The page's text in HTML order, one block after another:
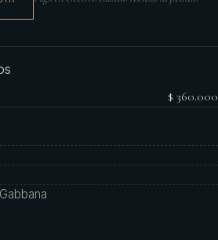
$ 360.000